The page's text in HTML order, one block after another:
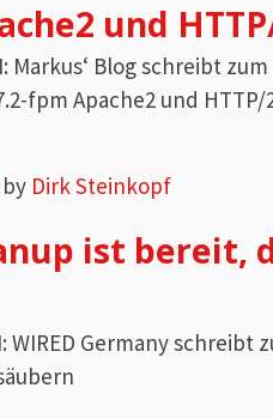
und
Markus‘ Blog schreibt
fpm Apache2 und HTTP/
by Dirk Steinkopf
ist bereit,
WIRED Germany